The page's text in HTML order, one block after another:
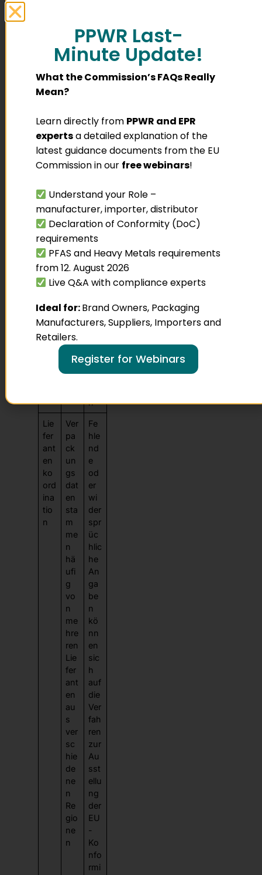
die
Ber
ich
sta
ttu
un
d
wal
tun
in
de
ein
zel
ne
n
EU
Lä
ern
e
Sy
ste
,
An
for
un
ge
der
er
tert
en
He
rst
elle
ran
ort
g
zu
n
Lie
fer
ant
en
ko
ord
ina
tio
n
Ver
pa
ck
un
gs
dat
en
sta
m
me
n
hä
ufi
g
vo
n
me
hre
ren
Lie
fer
ant
en
au
s
ver
sc
hie
de
ne
n
Re
gio
ne
n
Fe
hle
nd
e
od
er
wi
der
spr
üc
hlic
he
An
ga
be
n
kö
nn
en
sic
h
auf
die
Ver
fah
ren
zur
Au
sst
ellu
ng
der
EU
-
Ko
nfo
rmi
PPWR Last-
Minute Update!
What the Commission’s FAQs Really
Mean?
Learn directly from PPWR and EPR
expertsa detailed explanation of the
latest guidance documents from the EU
Commission in our free webinars!
Understand your Role –
manufacturer, importer, distributor
Declaration of Conformity (DoC)
requirements
PFAS and Heavy Metals requirements
from 12. August 2026
Live Q&A with compliance experts
Ideal for:Brand Owners, Packaging
Manufacturers, Suppliers, Importers and
Retailers.
Register for Webinars